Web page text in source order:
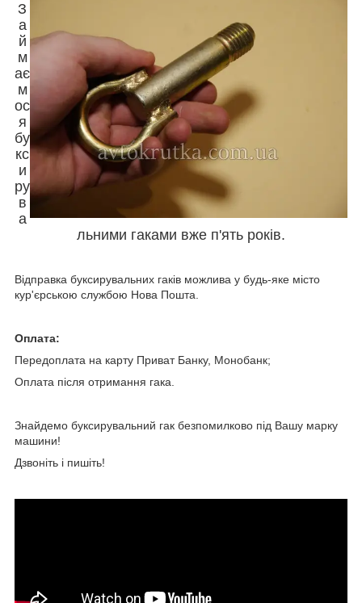
З
а
й
м
ає
м
ос
я
бу
кс
и
ру
в
а
льними гаками вже п'ять років.
Відправка буксирувальних гаків можлива у будь-яке місто
кур'єрською службою Нова Пошта.
Оплата:
Передоплата на карту Приват Банку, Монобанк;
Оплата після отримання гака.
Знайдемо буксирувальний гак безпомилково під Вашу марку
машини!
Дзвоніть і пишіть!